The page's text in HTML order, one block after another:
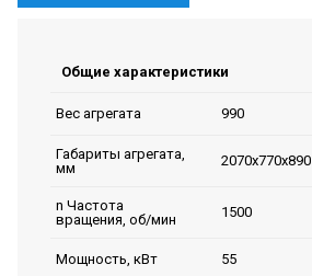
Общие характеристики
Вес агрегата 990
Габариты агрегата,
мм
2070х770х890
n Частота
вращения, об/мин
1500
Мощность, кВт 55